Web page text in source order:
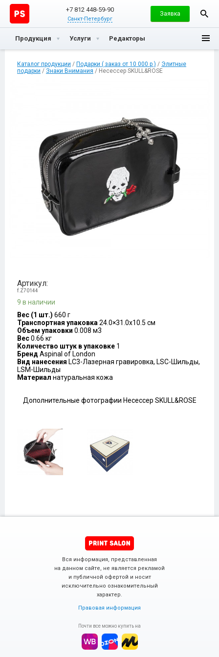
+7 812 448-59-90
Санкт-Петербург
Заявка
Продукция Услуги Редакторы
Каталог продукции / Подарки ( заказ от 10 000 р ) / Элитные
подарки / Знаки Внимания / Несессер SKULL&ROSE
Артикул:
f.Z70144
9 в наличии
Вес (1 шт.) 660 г
Транспортная упаковка 24.0×31.0x10.5 см
Объем упаковки 0.008 м3
Вес0.66 кг
Количество штук в упаковке 1
Бренд Aspinal of London
Вид нанесения LC3-Лазерная гравировка, LSC-Шильды,
LSM-Шильды
Материал натуральная кожа
Дополнительные фотографии Несессер SKULL&ROSE
Вся информация, представленная
на данном сайте, не является рекламой
и публичной офертой и носит
исключительно ознакомительный
характер.
Правовая информация
Почти все можно купить на